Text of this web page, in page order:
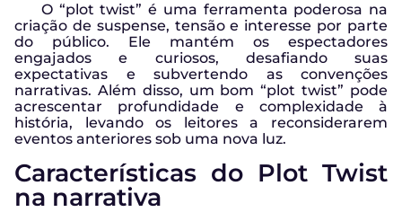
O “plot twist” é uma ferramenta poderosa na
criação de suspense, tensão e interesse por parte
do público. Ele mantém os espectadores
engajados e curiosos, desafiando suas
expectativas e subvertendo as convenções
narrativas. Além disso, um bom “plot twist” pode
acrescentar profundidade e complexidade à
história, levando os leitores a reconsiderarem
eventos anteriores sob uma nova luz.
Características do Plot Twist
na narrativa